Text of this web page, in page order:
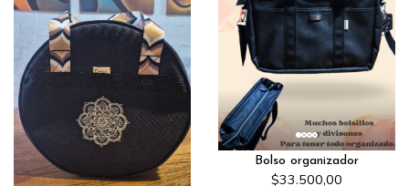
Bolso organizador
$33.500,00